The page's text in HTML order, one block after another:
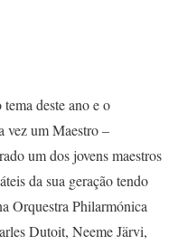
tema deste ano e o
vez um Maestro –
um dos jovens maestros
da sua geração tendo
Orquestra Philarmónica
Dutoit, Neeme Järvi,